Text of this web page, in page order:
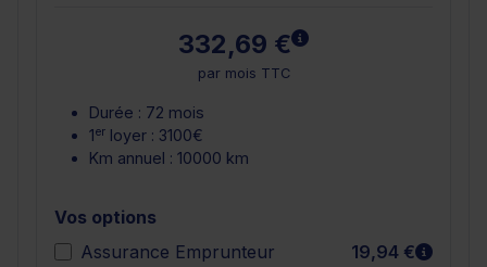
332,69 € En savoir plus
par mois TTC
Durée : 72 mois
1er loyer : 3100€
Km annuel : 10000 km
Vos options
Assurance Emprunteur
19,94 €
En